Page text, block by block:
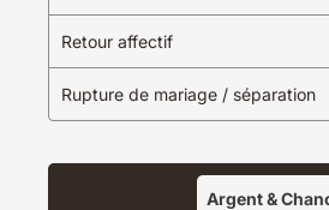
Retour affectif
Rupture de mariage / séparation
Argent &